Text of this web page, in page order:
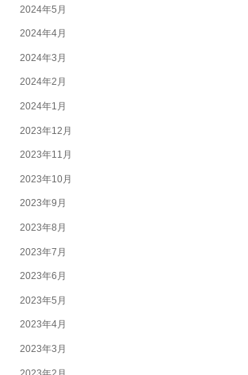
2024年5月
2024年4月
2024年3月
2024年2月
2024年1月
2023年12月
2023年11月
2023年10月
2023年9月
2023年8月
2023年7月
2023年6月
2023年5月
2023年4月
2023年3月